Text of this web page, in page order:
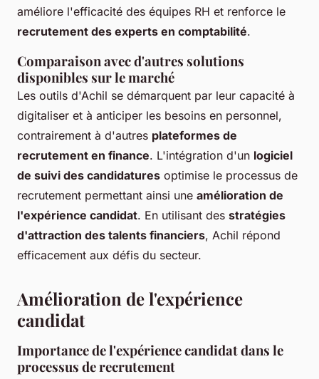
améliore l'efficacité des équipes RH et renforce le
recrutement des experts en comptabilité.
Comparaison avec d'autres solutions
disponibles sur le marché
Les outils d'Achil se démarquent par leur capacité à
digitaliser et à anticiper les besoins en personnel,
contrairement à d'autres plateformes de
recrutement en finance. L'intégration d'un logiciel
de suivi des candidatures optimise le processus de
recrutement permettant ainsi une amélioration de
l'expérience candidat. En utilisant des stratégies
d'attraction des talents financiers, Achil répond
efficacement aux défis du secteur.
Amélioration de l'expérience
candidat
Importance de l'expérience candidat dans le
processus de recrutement